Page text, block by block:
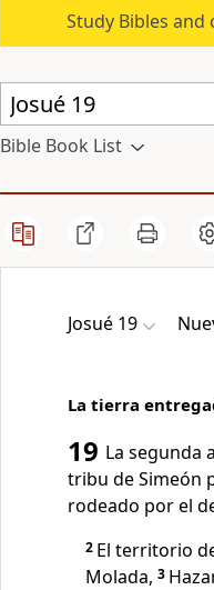
Study Bibles
Bible Book List
Josué 19
La tierra
19 La segunda
tribu de Simeón
rodeado por el
2 El territorio
Molada, 3